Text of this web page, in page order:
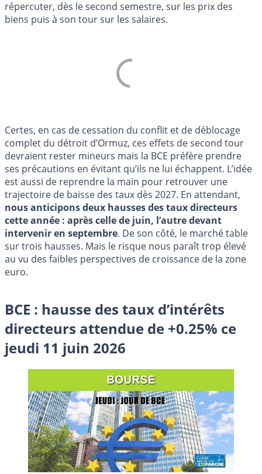
répercuter, dès le second semestre, sur les prix des
biens puis à son tour sur les salaires.
Certes, en cas de cessation du conflit et de déblocage
complet du détroit d’Ormuz, ces effets de second tour
devraient rester mineurs mais la BCE préfère prendre
ses précautions en évitant qu’ils ne lui échappent. L’idée
est aussi de reprendre la main pour retrouver une
trajectoire de baisse des taux dès 2027. En attendant,
nous anticipons deux hausses des taux directeurs
cette année : après celle de juin, l’autre devant
intervenir en septembre. De son côté, le marché table
sur trois hausses. Mais le risque nous paraît trop élevé
au vu des faibles perspectives de croissance de la zone
euro.
BCE : hausse des taux d’intérêts
directeurs attendue de +0.25% ce
jeudi 11 juin 2026